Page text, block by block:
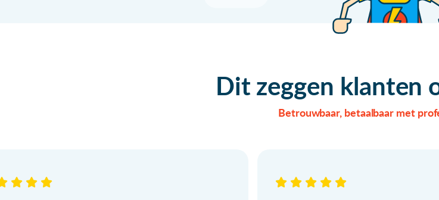
Dit zeggen klanten
Betrouwbaar, betaalbaar met